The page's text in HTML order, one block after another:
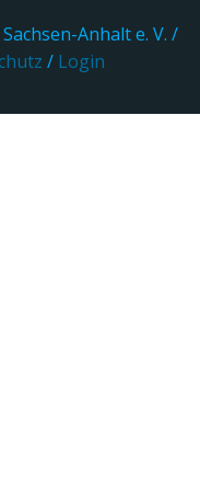
Anhalt e. V. /
/ Login